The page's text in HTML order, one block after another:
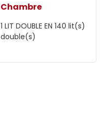
Chambre
1 LIT DOUBLE EN 140 lit(s)
double(s)